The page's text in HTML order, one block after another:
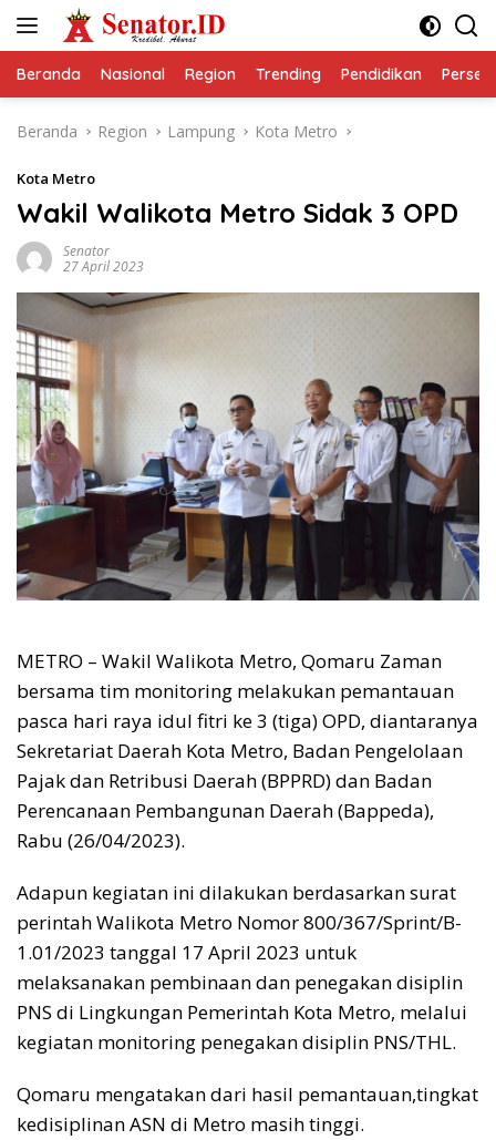
Beranda Nasional Region Trending Pendidikan
Beranda Region Lampung Kota Metro
Kota Metro
Wakil Walikota Metro Sidak 3 OPD
Senator
27 April 2023
METRO – Wakil Walikota Metro, Qomaru Zaman
bersama tim monitoring melakukan pemantauan
pasca hari raya idul fitri ke 3 (tiga) OPD, diantaranya
Sekretariat Daerah Kota Metro, Badan Pengelolaan
Pajak dan Retribusi Daerah (BPPRD) dan Badan
Perencanaan Pembangunan Daerah (Bappeda),
Rabu (26/04/2023).
Adapun kegiatan ini dilakukan berdasarkan surat
perintah Walikota Metro Nomor 800/367/Sprint/B-
1.01/2023 tanggal 17 April 2023 untuk
melaksanakan pembinaan dan penegakan disiplin
PNS di Lingkungan Pemerintah Kota Metro, melalui
kegiatan monitoring penegakan disiplin PNS/THL.
Qomaru mengatakan dari hasil pemantauan,tingkat
kedisiplinan ASN di Metro masih tinggi.